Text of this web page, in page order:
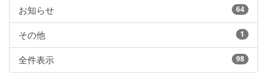
お知らせ 64
その他 1
全件表示 98